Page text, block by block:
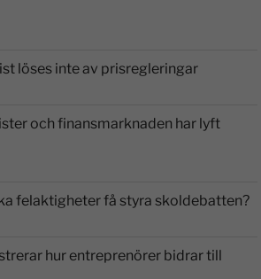
löses inte av prisregleringar
och finansmarknaden har lyft
felaktigheter få styra skoldebatten?
hur entreprenörer bidrar till